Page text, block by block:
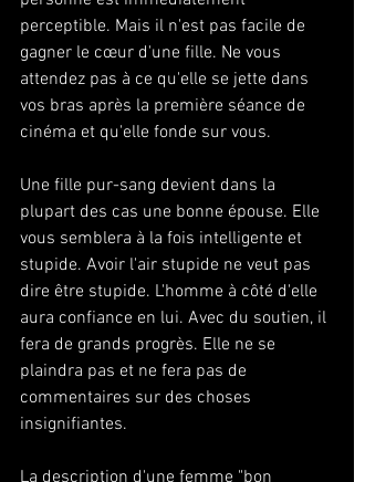
perceptible. Mais il n'est pas facile de
gagner le cœur d'une fille. Ne vous
attendez pas à ce qu'elle se jette dans
vos bras après la première séance de
cinéma et qu'elle fonde sur vous.
Une fille pur-sang devient dans la
plupart des cas une bonne épouse. Elle
vous semblera à la fois intelligente et
stupide. Avoir l'air stupide ne veut pas
dire être stupide. L'homme à côté d'elle
aura confiance en lui. Avec du soutien, il
fera de grands progrès. Elle ne se
plaindra pas et ne fera pas de
commentaires sur des choses
insignifiantes.